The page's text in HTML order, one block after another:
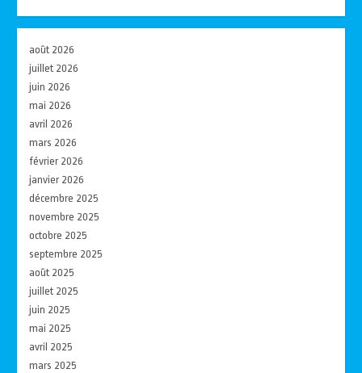
août 2026
juillet 2026
juin 2026
mai 2026
avril 2026
mars 2026
février 2026
janvier 2026
décembre 2025
novembre 2025
octobre 2025
septembre 2025
août 2025
juillet 2025
juin 2025
mai 2025
avril 2025
mars 2025